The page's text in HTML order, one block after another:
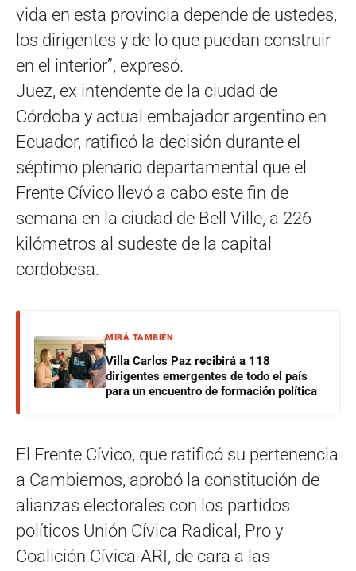
vida en esta provincia depende de ustedes,
los dirigentes y de lo que puedan construir
en el interior”, expresó.
Juez, ex intendente de la ciudad de
Córdoba y actual embajador argentino en
Ecuador, ratificó la decisión durante el
séptimo plenario departamental que el
Frente Cívico llevó a cabo este fin de
semana en la ciudad de Bell Ville, a 226
kilómetros al sudeste de la capital
cordobesa.
MIRÁ TAMBIÉN
Villa Carlos Paz recibirá a 118
dirigentes emergentes de todo el país
para un encuentro de formación política
El Frente Cívico, que ratificó su pertenencia
a Cambiemos, aprobó la constitución de
alianzas electorales con los partidos
políticos Unión Cívica Radical, Pro y
Coalición Cívica-ARI, de cara a las